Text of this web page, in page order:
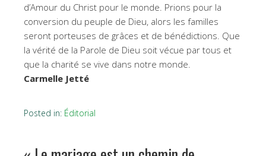
d’Amour du Christ pour le monde. Prions pour la
conversion du peuple de Dieu, alors les familles
seront porteuses de grâces et de bénédictions. Que
la vérité de la Parole de Dieu soit vécue par tous et
que la charité se vive dans notre monde.
Carmelle Jetté
Posted in: Éditorial